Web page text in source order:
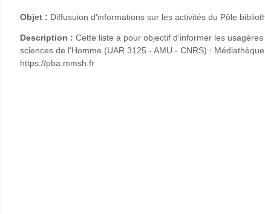
Objet : Diffusuion d'informations sur les activités du Pôle
Description : Cette liste a pour objectif d'informer les
sciences de l'Homme (UAR 3125 - AMU - CNRS) :
https://pba.mmsh.fr